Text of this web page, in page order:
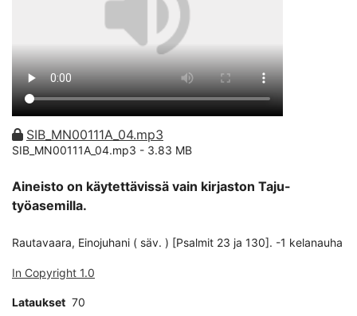
SIB_MN00111A_04.mp3
SIB_MN00111A_04.mp3 - 3.83 MB
Aineisto on käytettävissä vain kirjaston Taju-
työasemilla.
Rautavaara, Einojuhani ( säv. ) [Psalmit 23 ja 130]. -1 kelanauha
In Copyright 1.0
Lataukset 70